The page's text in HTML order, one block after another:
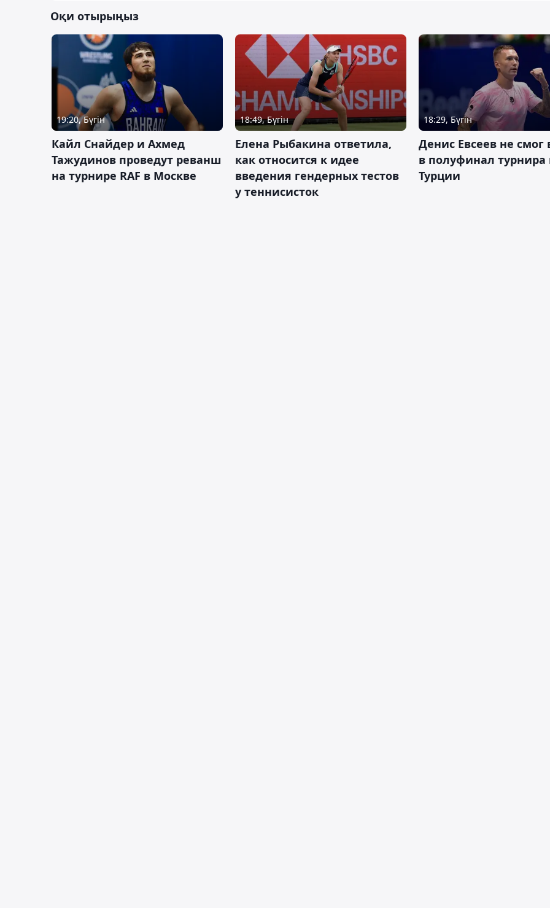
Оқи отырыңыз
19:20, Бүгін
Кайл Снайдер и Ахмед
Тажудинов проведут реванш
на турнире RAF в Москве
18:49, Бүгін
Елена Рыбакина ответила,
как относится к идее
введения гендерных тестов
у теннисисток
18:29, Бүгін
Денис Евсеев не
в полуфинал турнира
Турции